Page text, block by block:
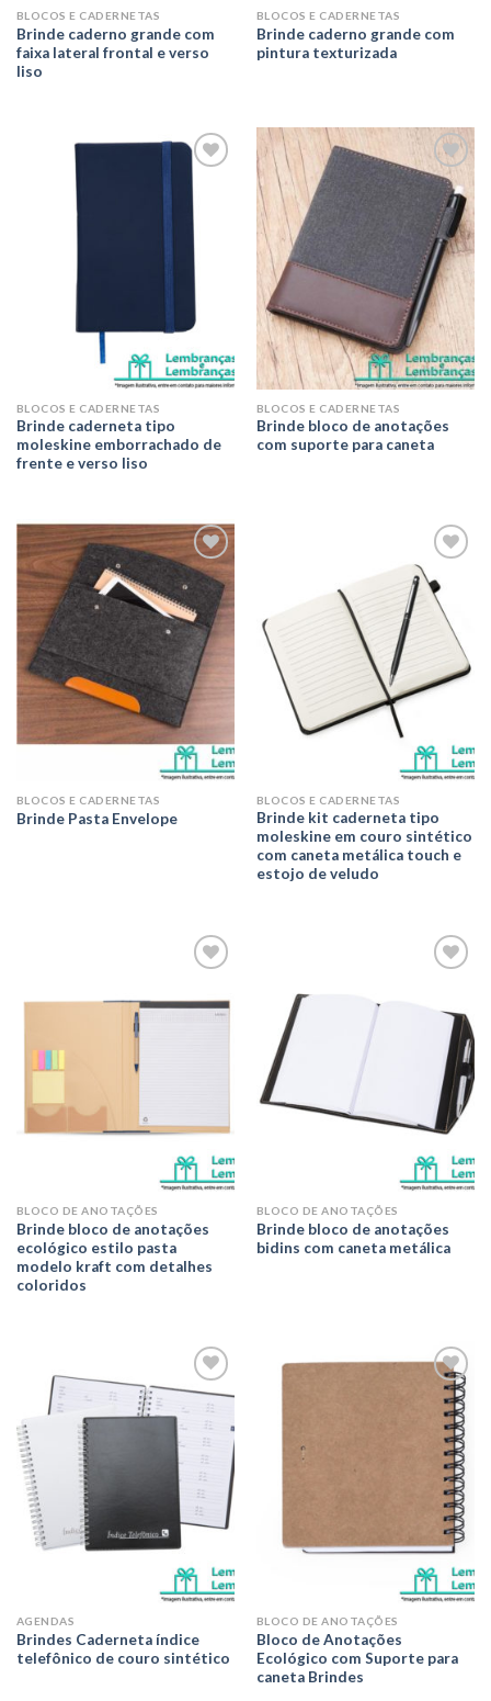
BLOCOS E CADERNETAS
Brinde caderno grande com
faixa lateral frontal e verso
liso
BLOCOS E CADERNETAS
Brinde caderno grande com
pintura texturizada
desejos
BLOCOS E CADERNETAS
Brinde caderneta tipo
moleskine emborrachado de
frente e verso liso
Adicionar
aos meus
desejos
BLOCOS E CADERNETAS
Brinde bloco de anotações
com suporte para caneta
Adicionar
aos meus
desejos
BLOCOS E CADERNETAS
Brinde Pasta Envelope
Adicionar
aos meus
desejos
BLOCOS E CADERNETAS
Brinde kit caderneta tipo
moleskine em couro sintético
com caneta metálica touch e
estojo de veludo
aos meus
desejos
BLOCO DE ANOTAÇÕES
Brinde bloco de anotações
ecológico estilo pasta
modelo kraft com detalhes
coloridos
desejos
BLOCO DE ANOTAÇÕES
Brinde bloco de anotações
bidins com caneta metálica
Adicionar
aos meus
desejos
AGENDAS
Brindes Caderneta índice
telefônico de couro sintético
Adicionar
aos meus
desejos
BLOCO DE ANOTAÇÕES
Bloco de Anotações
Ecológico com Suporte para
caneta Brindes